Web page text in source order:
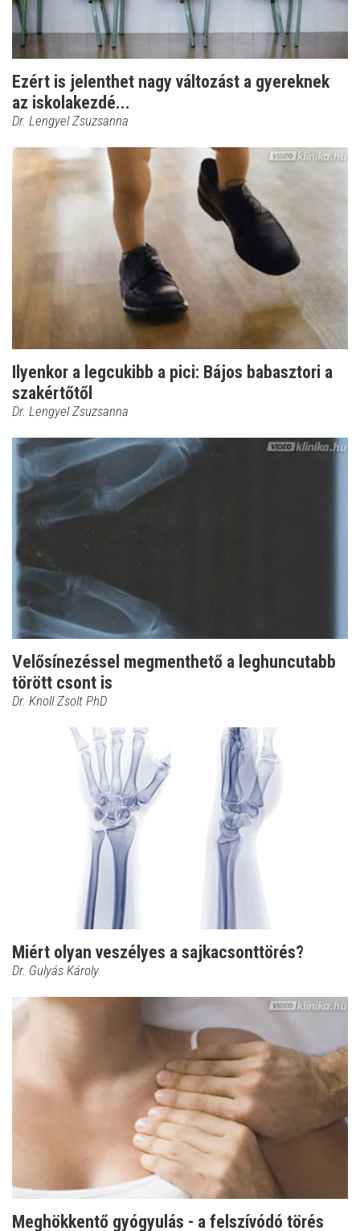
Ezért is jelenthet nagy változást a gyereknek
az iskolakezdé...
Dr. Lengyel Zsuzsanna
Ilyenkor a legcukibb a pici: Bájos babasztori a
szakértőtől
Dr. Lengyel Zsuzsanna
Velősínezéssel megmenthető a leghuncutabb
törött csont is
Dr. Knoll Zsolt PhD
Miért olyan veszélyes a sajkacsonttörés?
Dr. Gulyás Károly
Meghökkentő gyógyulás - a felszívódó törés